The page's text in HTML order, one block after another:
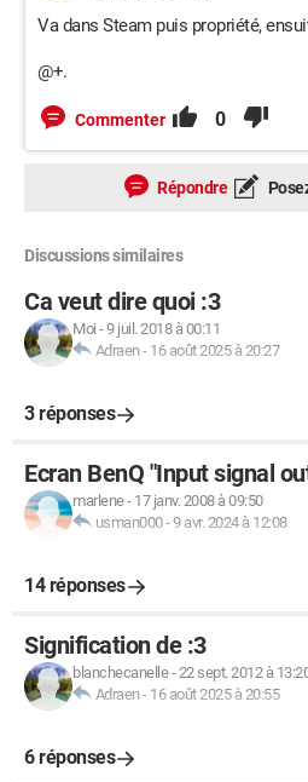
Va dans Steam puis propriété,
@+.
Commenter 0
Répondre
Discussions similaires
Ca veut dire quoi :3
Moi -9 juil. 2018 à 00:11
Adraen- 16 août 2025 à 20:27
3 réponses
Ecran BenQ "Input signal
marlene- 17 janv. 2008 à 09:50
usman000-9 avr. 2024 à 12:08
14 réponses
Signification de :3
blanchecanelle-22 sept. 2012 à
Adraen- 16 août 2025 à 20:55
6 réponses